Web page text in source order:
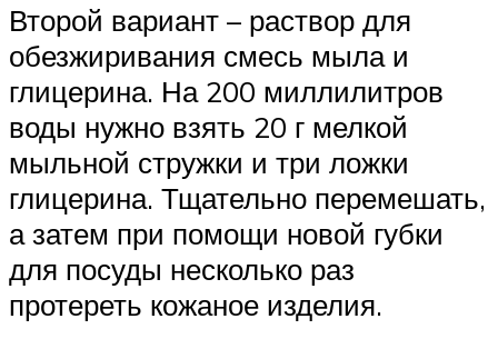
Второй вариант – раствор для
обезжиривания смесь мыла и
глицерина. На 200 миллилитров
воды нужно взять 20 г мелкой
мыльной стружки и три ложки
глицерина. Тщательно перемешать,
а затем при помощи новой губки
для посуды несколько раз
протереть кожаное изделия.